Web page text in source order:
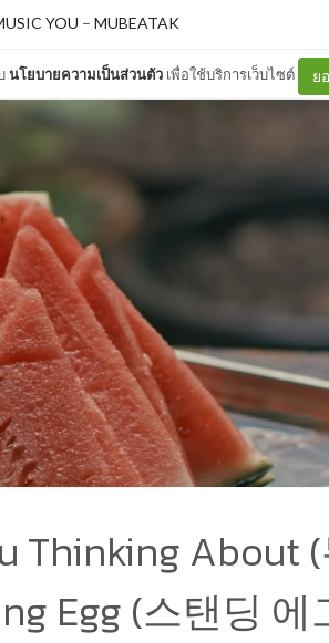
นโยบายความเป็นส่วนตัว เพื่อใช้บริการเว็บไซต์ ย
YOU – MUBEATAK
Thinking About
Egg (스탠딩 에